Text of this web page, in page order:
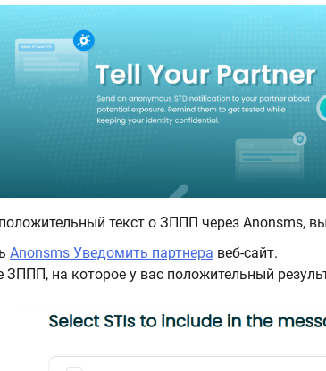
текст о ЗППП через Anonsms,
Anonsms Уведомить партнера веб-сайт.
ЗППП, на которое у вас положительный